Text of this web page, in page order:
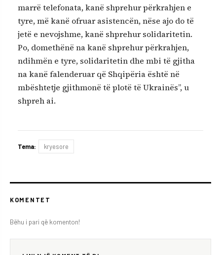
marrë telefonata, kanë shprehur përkrahjen e
tyre, më kanë ofruar asistencën, nëse ajo do të
jetë e nevojshme, kanë shprehur solidaritetin.
Po, domethënë na kanë shprehur përkrahjen,
ndihmën e tyre, solidaritetin dhe mbi të gjitha
na kanë falenderuar që Shqipëria është në
mbështetje gjithmonë të plotë të Ukrainës”, u
shpreh ai.
Tema: kryesore
KOMENTET
Bëhu i pari që komenton!